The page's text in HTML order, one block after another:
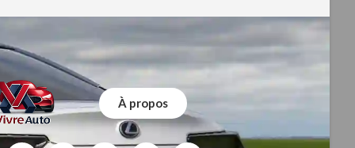
À propos